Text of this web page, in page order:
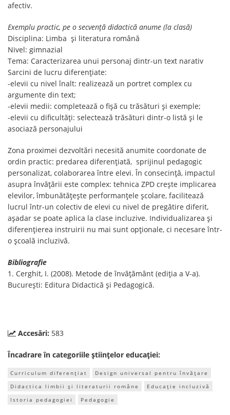
afectiv.
Exemplu practic, pe o secvență didactică anume (la clasă)
Disciplina: Limba și literatura română
Nivel: gimnazial
Tema: Caracterizarea unui personaj dintr-un text narativ
Sarcini de lucru diferențiate:
-elevii cu nivel înalt: realizează un portret complex cu
argumente din text;
-elevii medii: completează o fișă cu trăsături și exemple;
-elevii cu dificultăți: selectează trăsături dintr-o listă și le
asociază personajului
Zona proximei dezvoltări necesită anumite coordonate de
ordin practic: predarea diferențiată, sprijinul pedagogic
personalizat, colaborarea între elevi. În consecință, impactul
asupra învățării este complex: tehnica ZPD crește implicarea
elevilor, îmbunătățește performanțele școlare, facilitează
lucrul într-un colectiv de elevi cu nivel de pregătire diferit,
așadar se poate aplica la clase incluzive. Individualizarea și
diferențierea instruirii nu mai sunt opționale, ci necesare într-
o școală incluzivă.
Bibliografie
1. Cerghit, I. (2008). Metode de învățământ (ediția a V-a).
București: Editura Didactică și Pedagogică.
Accesări: 583
Încadrare în categoriile științelor educației:
Curriculum diferențiat
Design universal pentru învățare
Didactica limbii și literaturii române
Educație incluzivă
Istoria pedagogiei
Pedagogie